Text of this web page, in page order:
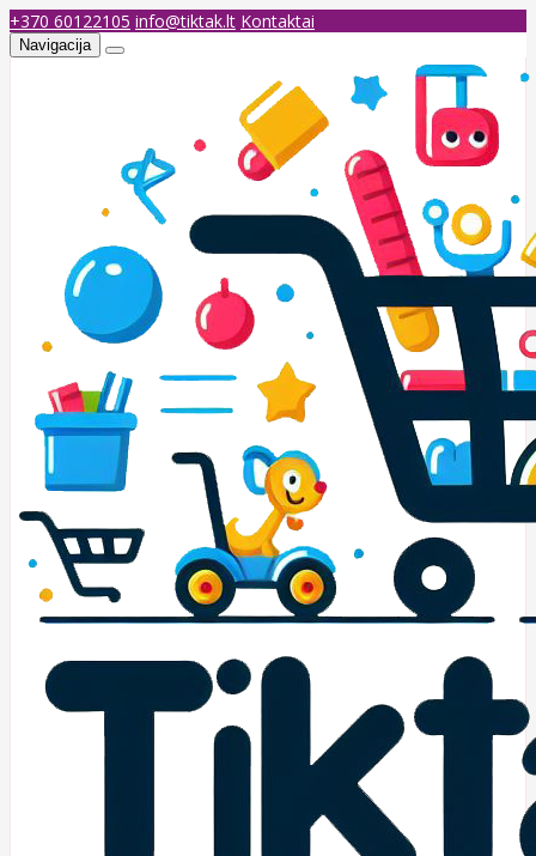
+370 60122105 info@tiktak.lt Kontaktai
Navigacija